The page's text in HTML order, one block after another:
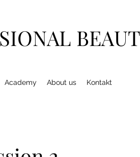
Academy About us Kontakt